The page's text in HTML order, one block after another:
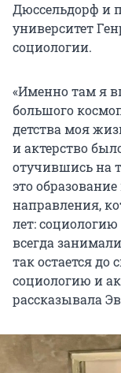
Дюссельдорф и
университет
социологии.
«Именно там я
большого
детства моя
и актерство
отучившись на
это
направления,
лет:
всегда
так остается
социологию и
рассказывала